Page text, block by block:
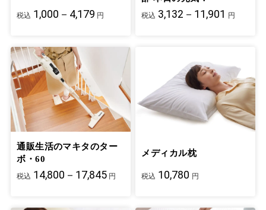
税込 1,000－4,179 円 税込 3,132－11,901 円
通販生活のマキタのター
ボ・60
税込 14,800－17,845 円
メディカル枕
税込 10,780 円